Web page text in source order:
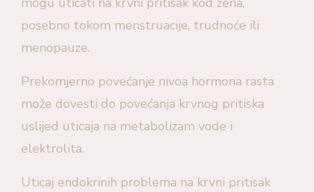
posebno tokom menstruacije, trudnoće ili
menopauze.
Prekomjerno povećanje nivoa hormona rasta
može dovesti do povećanja krvnog pritiska
uslijed uticaja na metabolizam vode i
elektrolita.
Uticaj endokrinih problema na krvni pritisak